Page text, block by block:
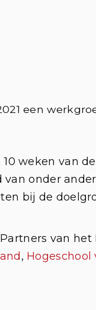
een
weken van de
onder
bij de
van het
, Hogeschool